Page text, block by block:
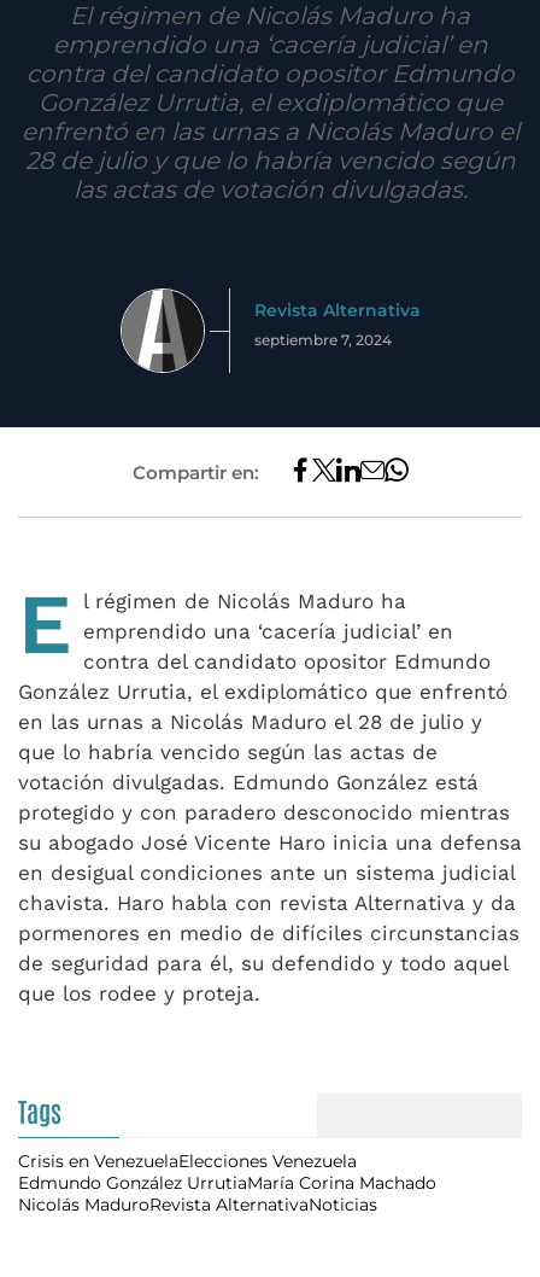
El régimen de Nicolás Maduro ha
emprendido una ‘cacería judicial’ en
contra del candidato opositor Edmundo
González Urrutia, el exdiplomático que
enfrentó en las urnas a Nicolás Maduro el
28 de julio y que lo habría vencido según
las actas de votación divulgadas.
Revista Alternativa
septiembre 7, 2024
Compartir en:
E
l régimen de Nicolás Maduro ha
emprendido una ‘cacería judicial’ en
contra del candidato opositor Edmundo
González Urrutia, el exdiplomático que enfrentó
en las urnas a Nicolás Maduro el 28 de julio y
que lo habría vencido según las actas de
votación divulgadas. Edmundo González está
protegido y con paradero desconocido mientras
su abogado José Vicente Haro inicia una defensa
en desigual condiciones ante un sistema judicial
chavista. Haro habla con revista Alternativa y da
pormenores en medio de difíciles circunstancias
de seguridad para él, su defendido y todo aquel
que los rodee y proteja.
Tags
Crisis en VenezuelaElecciones Venezuela
Edmundo González UrrutiaMaría Corina Machado
Nicolás MaduroRevista AlternativaNoticias